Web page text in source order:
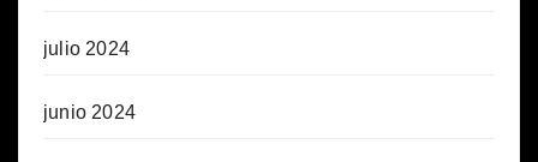
julio 2024
junio 2024